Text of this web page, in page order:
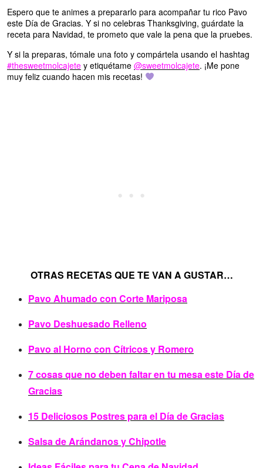
Espero que te animes a prepararlo para acompañar tu rico Pavo
este Día de Gracias. Y si no celebras Thanksgiving, guárdate la
receta para Navidad, te prometo que vale la pena que la pruebes.
Y si la preparas, tómale una foto y compártela usando el hashtag
#thesweetmolcajete y etiquétame @sweetmolcajete. ¡Me pone
muy feliz cuando hacen mis recetas!
OTRAS RECETAS QUE TE VAN A GUSTAR…
Pavo Ahumado con Corte Mariposa
Pavo Deshuesado Relleno
Pavo al Horno con Cítricos y Romero
7 cosas que no deben faltar en tu mesa este Día de
Gracias
15 Deliciosos Postres para el Día de Gracias
Salsa de Arándanos y Chipotle